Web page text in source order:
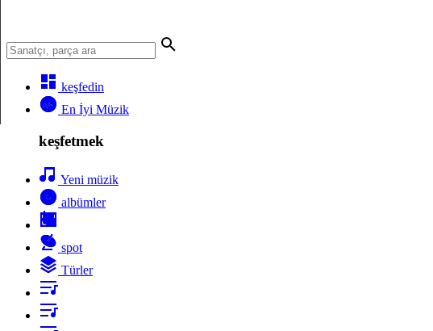
keşfedin
En İyi Müzik
keşfetmek
Yeni müzik
albümler
spot
Türler